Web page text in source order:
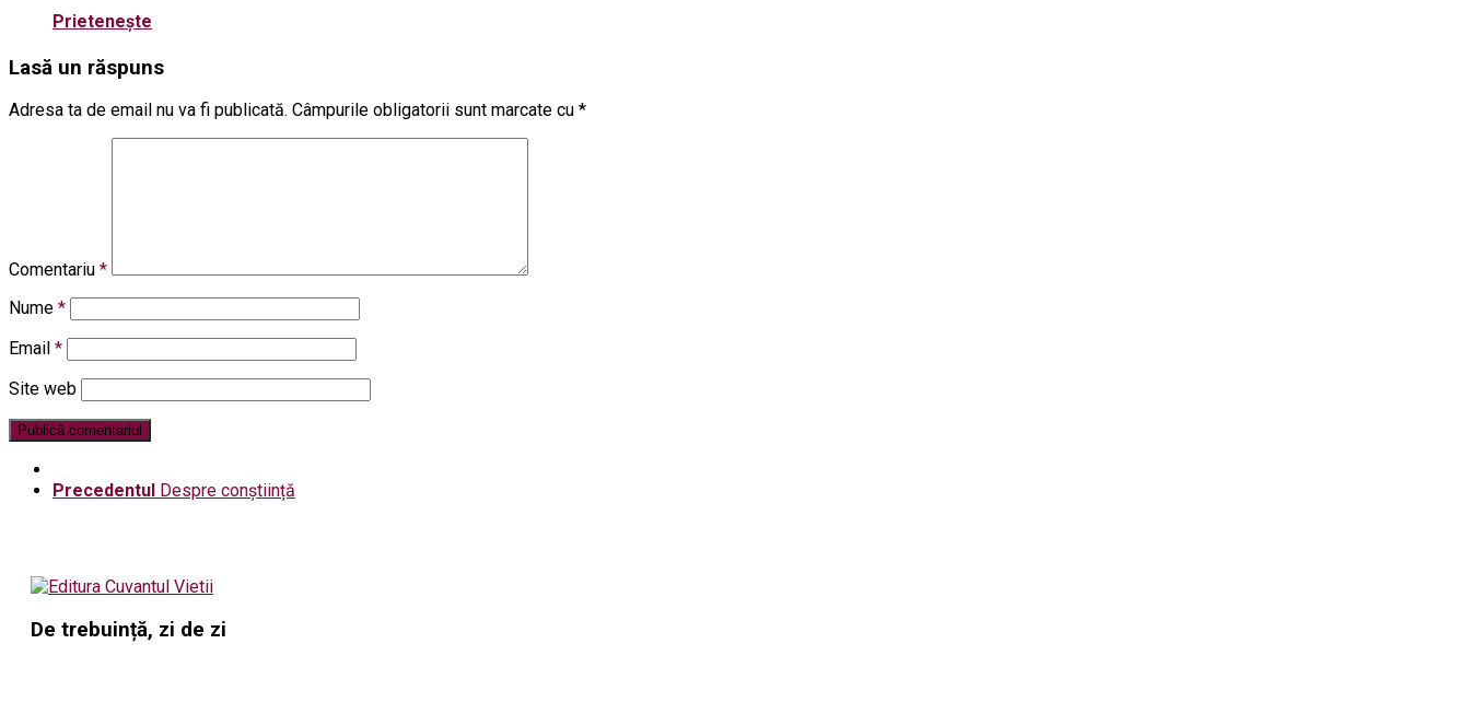
Prieteneşte
Lasă un răspuns
Adresa ta de email nu va fi publicată. Câmpurile obligatorii sunt marcate cu *
Comentariu *
Nume *
Email *
Site web
Precedentul Despre conștiință
De trebuință, zi de zi